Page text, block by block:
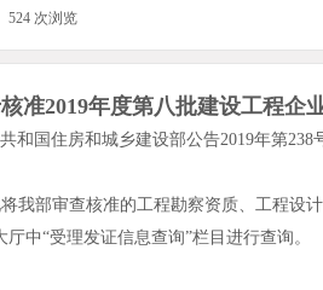
524 次浏览
准2019年度第八批建设工程企
和国住房和城乡建设部公告2019年第238
部审查核准的工程勘察资质、工程设
中“受理发证信息查询”栏目进行查询。